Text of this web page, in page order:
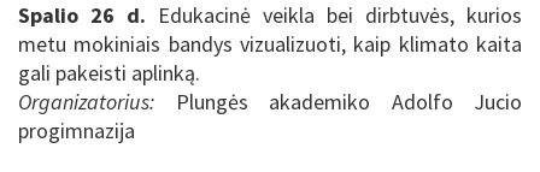
Spalio 26 d. Edukacinė veikla bei dirbtuvės, kurios
metu mokiniais bandys vizualizuoti, kaip klimato kaita
gali pakeisti aplinką.
Organizatorius: Plungės akademiko Adolfo Jucio
progimnazija